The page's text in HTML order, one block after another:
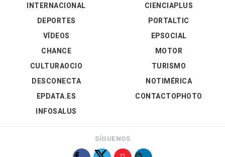
INTERNACIONAL
DEPORTES
VÍDEOS
CIENCIAPLUS
PORTALTIC
EPSOCIAL
CHANCE
CULTURAOCIO
DESCONECTA
EPDATA.ES
INFOSALUS
MOTOR
TURISMO
NOTIMÉRICA
CONTACTOPHOTO
SÍGUENOS